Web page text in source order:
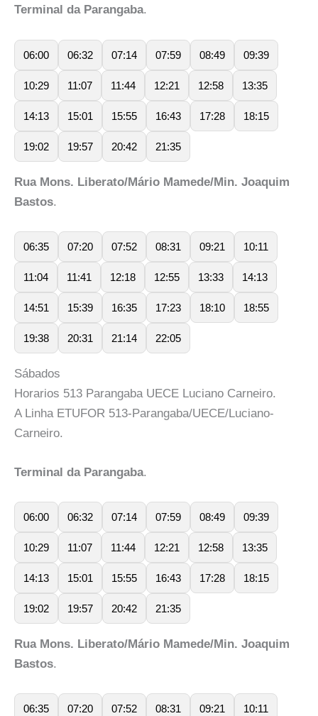
Terminal da Parangaba.
06:00 06:32 07:14 07:59 08:49 09:39
10:29 11:07 11:44 12:21 12:58 13:35
14:13 15:01 15:55 16:43 17:28 18:15
19:02 19:57 20:42 21:35
Rua Mons. Liberato/Mário Mamede/Min. Joaquim
Bastos.
06:35 07:20 07:52 08:31 09:21 10:11
11:04 11:41 12:18 12:55 13:33 14:13
14:51 15:39 16:35 17:23 18:10 18:55
19:38 20:31 21:14 22:05
Sábados
Horarios 513 Parangaba UECE Luciano Carneiro.
A Linha ETUFOR 513-Parangaba/UECE/Luciano-
Carneiro.
Terminal da Parangaba.
06:00 06:32 07:14 07:59 08:49 09:39
10:29 11:07 11:44 12:21 12:58 13:35
14:13 15:01 15:55 16:43 17:28 18:15
19:02 19:57 20:42 21:35
Rua Mons. Liberato/Mário Mamede/Min. Joaquim
Bastos.
06:35 07:20 07:52 08:31 09:21 10:11